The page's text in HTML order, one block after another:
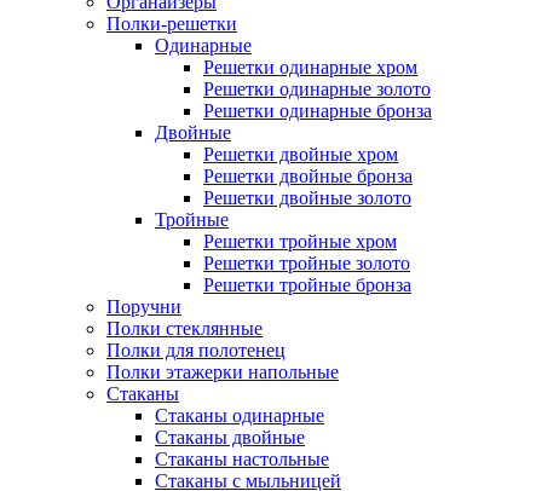
Полки-решетки
Одинарные
Решетки одинарные хром
Решетки одинарные золото
Решетки одинарные бронза
Двойные
Решетки двойные хром
Решетки двойные бронза
Решетки двойные золото
Тройные
Решетки тройные хром
Решетки тройные золото
Решетки тройные бронза
Поручни
Полки стеклянные
Полки для полотенец
Полки этажерки напольные
Стаканы
Стаканы одинарные
Стаканы двойные
Стаканы настольные
Стаканы с мыльницей